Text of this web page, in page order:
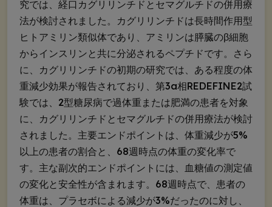
究では、経口カグリリンチドとセマグルチドの併用療
法が検討されました。カグリリンチドは長時間作用型
ヒトアミリン類似体であり、アミリンは膵臓のβ細胞
からインスリンと共に分泌されるペプチドです。さら
に、カグリリンチドの初期の研究では、ある程度の体
重減少効果が報告されており、第3a相REDEFINE2試
験では、2型糖尿病で過体重または肥満の患者を対象
に、カグリリンチドとセマグルチドの併用療法が検討
されました。主要エンドポイントは、体重減少が5%
以上の患者の割合と、68週時点の体重の変化率で
す。主な副次的エンドポイントには、血糖値の測定値
の変化と安全性が含まれます。68週時点で、患者の
体重は、プラセボによる減少が3%だったのに対し、